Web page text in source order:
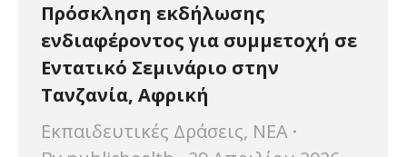
Πρόσκληση εκδήλωσης
ενδιαφέροντος για συμμετοχή σε
Εντατικό Σεμινάριο στην
Τανζανία, Αφρική
Εκπαιδευτικές Δράσεις, ΝΕΑ